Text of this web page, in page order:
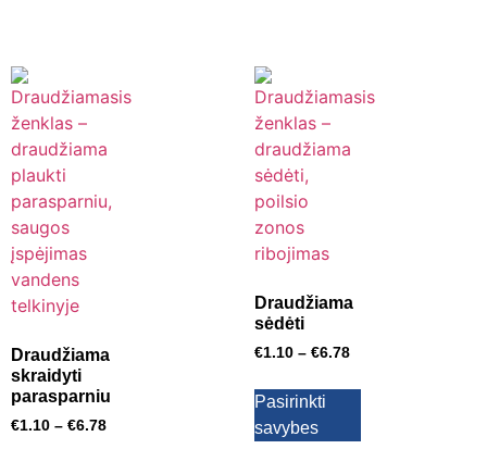
Draudžiama
skraidyti
parasparniu
€1.10 – €6.78
Draudžiama
sėdėti
€1.10 – €6.78
Pasirinkti
savybes